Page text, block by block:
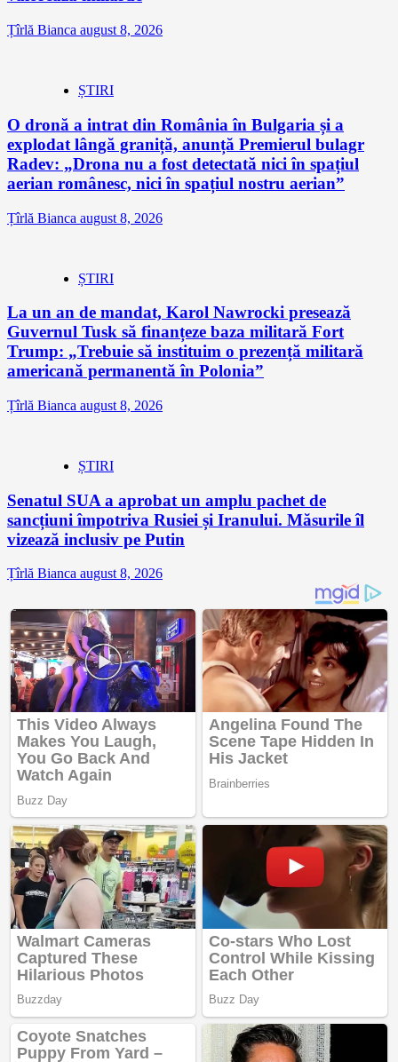
Țîrlă Bianca august 8, 2026
ȘTIRI
O dronă a intrat din România în Bulgaria și a
explodat lângă graniță, anunță Premierul bulagr
Radev: „Drona nu a fost detectată nici în spațiul
aerian românesc, nici în spațiul nostru aerian”
Țîrlă Bianca august 8, 2026
ȘTIRI
La un an de mandat, Karol Nawrocki presează
Guvernul Tusk să finanțeze baza militară Fort
Trump: „Trebuie să instituim o prezență militară
americană permanentă în Polonia”
Țîrlă Bianca august 8, 2026
ȘTIRI
Senatul SUA a aprobat un amplu pachet de
sancțiuni împotriva Rusiei și Iranului. Măsurile îl
vizează inclusiv pe Putin
Țîrlă Bianca august 8, 2026